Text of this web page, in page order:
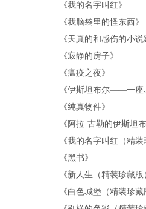
《我的名字叫红》
《我脑袋里的怪东西》
《天真的和感伤的小说
《寂静的房子》
《瘟疫之夜》
《伊斯坦布尔——一座
《纯真物件》
《 阿拉·古勒的伊斯坦
《我的名字叫红（精装
《黑书》
《新人生（精装珍藏版
《白色城堡（精装珍藏